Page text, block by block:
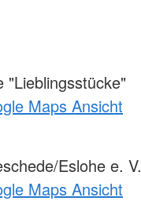
"Lieblingsstücke"
Maps Ansicht
Eslohe e. V.
Maps Ansicht